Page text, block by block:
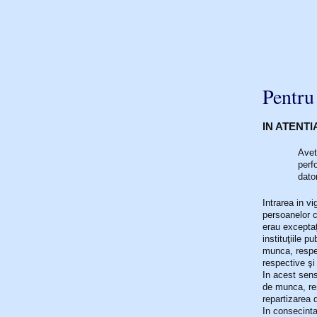
IN
Intrarea in
persoanelor
erau
instituţiile
munca,
respective şi
In acest
de munca,
repartizarea
In